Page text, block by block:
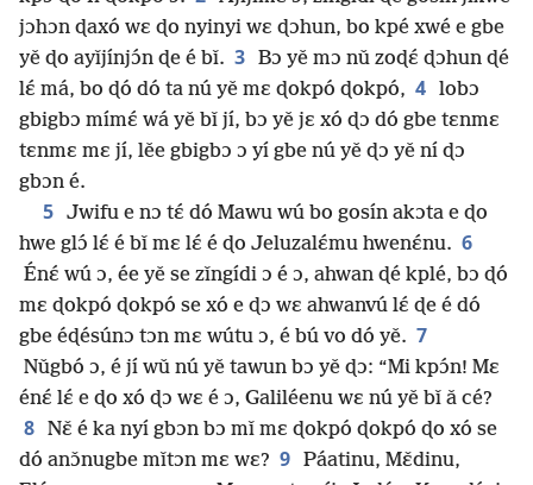
jɔhɔn ɖaxó wɛ ɖo nyinyi wɛ ɖɔhun, bo kpé xwé e gbe
yě ɖo ayǐjínjɔ́n ɖe é bǐ. 3 Bɔ yě mɔ nǔ zoɖɛ́ ɖɔhun ɖé
lɛ́ má, bo ɖó dó ta nú yě mɛ ɖokpó ɖokpó, 4 lobɔ
gbigbɔ mímɛ́ wá yě bǐ jí, bɔ yě jɛ xó ɖɔ dó gbe tɛnmɛ
tɛnmɛ mɛ jí, lěe gbigbɔ ɔ yí gbe nú yě ɖɔ yě ní ɖɔ
gbɔn é.
5 Jwifu e nɔ tɛ́ dó Mawu wú bo gosín akɔta e ɖo
hwe glɔ́ lɛ́ é bǐ mɛ lɛ́ é ɖo Jeluzalɛ́mu hwenɛ́nu. 6
Énɛ́ wú ɔ, ée yě se zǐngídi ɔ é ɔ, ahwan ɖé kplé, bɔ ɖó
mɛ ɖokpó ɖokpó se xó e ɖɔ wɛ ahwanvú lɛ́ ɖe é dó
gbe éɖésúnɔ tɔn mɛ wútu ɔ, é bú vo dó yě. 7
Nǔgbó ɔ, é jí wǔ nú yě tawun bɔ yě ɖɔ: “Mi kpɔ́n! Mɛ
énɛ́ lɛ́ e ɖo xó ɖɔ wɛ é ɔ, Galiléenu wɛ nú yě bǐ ǎ cé?
8 Nɛ̌ é ka nyí gbɔn bɔ mǐ mɛ ɖokpó ɖokpó ɖo xó se
dó anɔ̌nugbe mǐtɔn mɛ wɛ? 9 Páatinu, Mɛ̌dinu,